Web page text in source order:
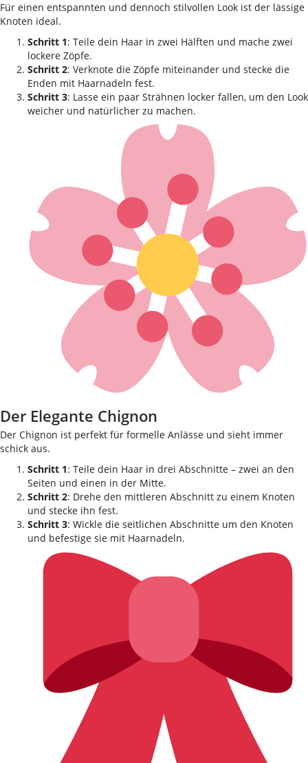
Für einen entspannten und dennoch stilvollen Look ist der lässige
Knoten ideal.
Schritt 1: Teile dein Haar in zwei Hälften und mache zwei
lockere Zöpfe.
Schritt 2: Verknote die Zöpfe miteinander und stecke die
Enden mit Haarnadeln fest.
Schritt 3: Lasse ein paar Strähnen locker fallen, um den Look
weicher und natürlicher zu machen.
Der Elegante Chignon
Der Chignon ist perfekt für formelle Anlässe und sieht immer
schick aus.
Schritt 1: Teile dein Haar in drei Abschnitte – zwei an den
Seiten und einen in der Mitte.
Schritt 2: Drehe den mittleren Abschnitt zu einem Knoten
und stecke ihn fest.
Schritt 3: Wickle die seitlichen Abschnitte um den Knoten
und befestige sie mit Haarnadeln.